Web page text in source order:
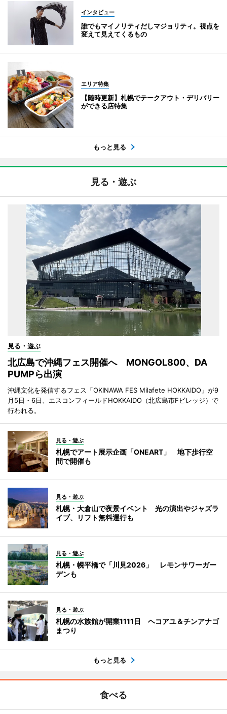
インタビュー
誰でもマイノリティだしマジョリティ。視点を
変えて見えてくるもの
エリア特集
【随時更新】札幌でテークアウト・デリバリー
ができる店特集
もっと見る
見る・遊ぶ
見る・遊ぶ
北広島で沖縄フェス開催へ MONGOL800、DA
PUMPら出演
沖縄文化を発信するフェス「OKINAWA FES Milafete HOKKAIDO」が9
月5日・6日、エスコンフィールドHOKKAIDO（北広島市Fビレッジ）で
行われる。
見る・遊ぶ
札幌でアート展示企画「ONEART」 地下歩行空
間で開催も
見る・遊ぶ
札幌・大倉山で夜景イベント 光の演出やジャズラ
イブ、リフト無料運行も
見る・遊ぶ
札幌・幌平橋で「川見2026」 レモンサワーガー
デンも
見る・遊ぶ
札幌の水族館が開業1111日 ヘコアユ＆チンアナゴ
まつり
もっと見る
食べる